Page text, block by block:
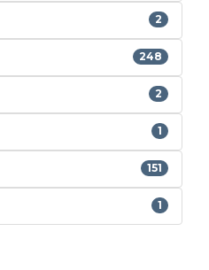
2
248
2
1
151
1